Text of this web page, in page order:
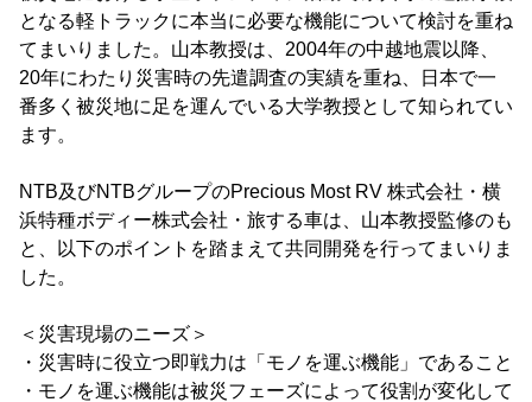
となる軽トラックに本当に必要な機能について検討を重ね
てまいりました。山本教授は、2004年の中越地震以降、
20年にわたり災害時の先遣調査の実績を重ね、日本で一
番多く被災地に足を運んでいる大学教授として知られてい
ます。
NTB及びNTBグループのPrecious Most RV 株式会社・横
浜特種ボディー株式会社・旅する車は、山本教授監修のも
と、以下のポイントを踏まえて共同開発を行ってまいりま
した。
＜災害現場のニーズ＞
・災害時に役立つ即戦力は「モノを運ぶ機能」であること
・モノを運ぶ機能は被災フェーズによって役割が変化して